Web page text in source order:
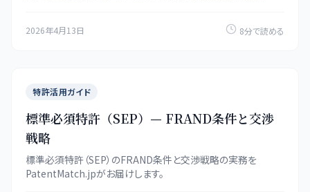
2026年4月13日 8分で読める
特許活用ガイド
標準必須特許（SEP）— FRAND条件と交渉
戦略
標準必須特許（SEP）のFRAND条件と交渉戦略の実務を
PatentMatch.jpがお届けします。